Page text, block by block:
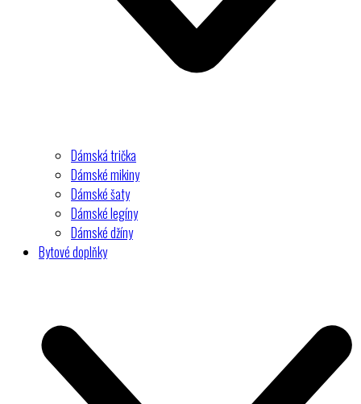
Dámská trička
Dámské mikiny
Dámské šaty
Dámské legíny
Dámské džíny
Bytové doplňky